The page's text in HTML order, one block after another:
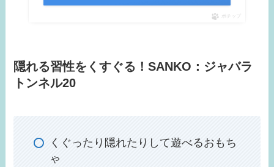
ポチップ
隠れる習性をくすぐる！SANKO：ジャバラ
トンネル20
くぐったり隠れたりして遊べるおもち
ゃ